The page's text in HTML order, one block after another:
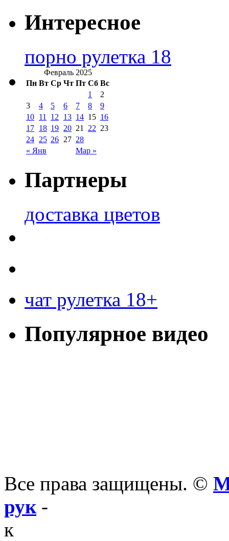
Интересное
порно рулетка 18
Февраль 2025
Пн Вт Ср Чт Пт Сб Вс
« Янв Мар »
1
2
3
4 5 6 7 8
9
10 11 12 13 14 15 16
17 18 19 20 21 22 23
24 25 26 27 28
Партнеры
доставка цветов
чат рулетка 18+
Популярное видео
Все права защищены. ©
рук-
к